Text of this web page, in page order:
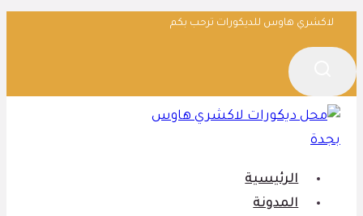
التجاوز
إلى
المحتوى
لاكشري هاوس للديكورات ترحب بكم
الرئيسية
المدونة